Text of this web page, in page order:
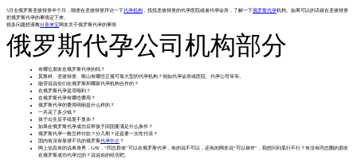
5月去俄罗斯圣彼得堡半个月，顺便在圣彼得堡拜访一下代孕机构 ，找找圣彼得堡的代孕医院或者代孕诊所，了解一下俄罗斯代孕机构。如果可以的话就在圣彼得堡
把俄罗斯代孕的事情定下来。
很多问题想请教91喜来宝网友关于俄罗斯代孕的事情
俄罗斯代孕公司机构部分
有哪位朋友在俄罗斯代孕的吗？
莫斯科、圣彼得堡、喀山有哪些正规可靠大型的代孕机构？例如代孕诊所或医院、代孕公司等等。
能否说说你们在俄罗斯和哪家代孕机构合作的？
在俄罗斯代孕是否顺利？
在俄罗斯代孕有哪些费用？
俄罗斯代孕的费用明细是什么样的？
一共花了多少钱？
孩子出生后手续复不复杂？
如果在俄罗斯代孕成功后带孩子回国要满足什么条件？
俄罗斯代孕一般怎样付款？分几期？还是要一次性付清？
国内有没有靠谱不坑的俄罗斯代孕中介？
网上信息有的说单身男，GAY，“同志群体”可以在俄罗斯代孕，有的说不可以，还有的网友说“可以操作”，我想问到底行不行？有没有同志圈的朋友
在俄罗斯成功代孕过的？说说你的经历吧。